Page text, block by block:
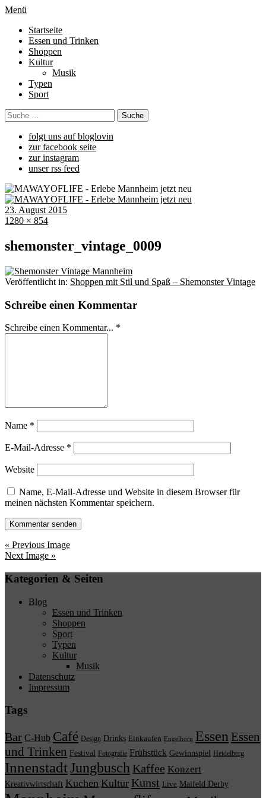
Menü
Startseite
Essen und Trinken
Shoppen
Kultur
Musik
Typen
Sport
folgt uns auf bloglovin
zur facebook seite
zur instagram
unser rss feed
23. August 2015
1280 × 854
shemonster_vintage_0009
Veröffentlicht in: Shoppen mit Stil und Spaß – Shemonster Vintage
Schreibe einen Kommentar
Schreibe einen Kommentar... *
Name *
E-Mail-Adresse *
Website
Name, E-Mail-Adresse und Website in diesem Browser für
meinen nächsten Kommentar speichern.
« Previous Image
Next Image »
Kategorien & Seiten
Blog
Essen und Trinken
Shoppen
Sport
Typen
Kultur
Musik
Datenschutz
Impressum
Tags
Bar C-Hub Café Design Drinks Einkaufen Engelhorn Essen Essen
und Trinken Festival Fotografie Frühstück Gewinnspiel Heidelberg
InnenstadtJungbusch Kaffee Konzert
Kreativwirtschaft Kuchen Kultur Kunst Live Maifeld Derby